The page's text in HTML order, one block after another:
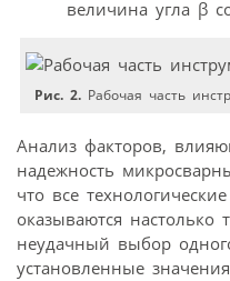
величина угла β
Рис. 2. Рабочая часть
Анализ факторов,
надежность
что все
оказываются настолько
неудачный выбор
установленные